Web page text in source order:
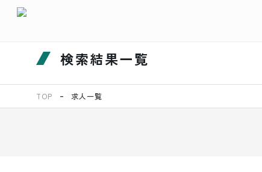
検索結果一覧
TOP 求人一覧